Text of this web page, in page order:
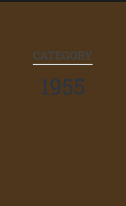
CATEGORY
1955